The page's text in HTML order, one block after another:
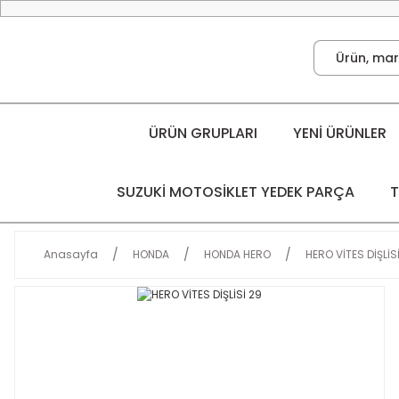
ÜRÜN GRUPLARI YENİ ÜRÜNLER
SUZUKİ MOTOSİKLET YEDEK PARÇA
Anasayfa HONDA HONDA HERO HERO VİTES